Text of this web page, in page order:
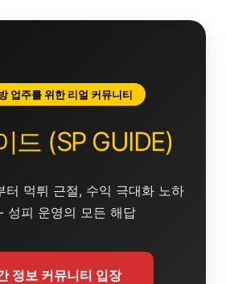
업주를 위한 리얼 커뮤니티
드 (SP GUIDE)
터 먹튀 근절, 수익 극대화 노하
성피 운영의 모든 해답
정보 커뮤니티 입장